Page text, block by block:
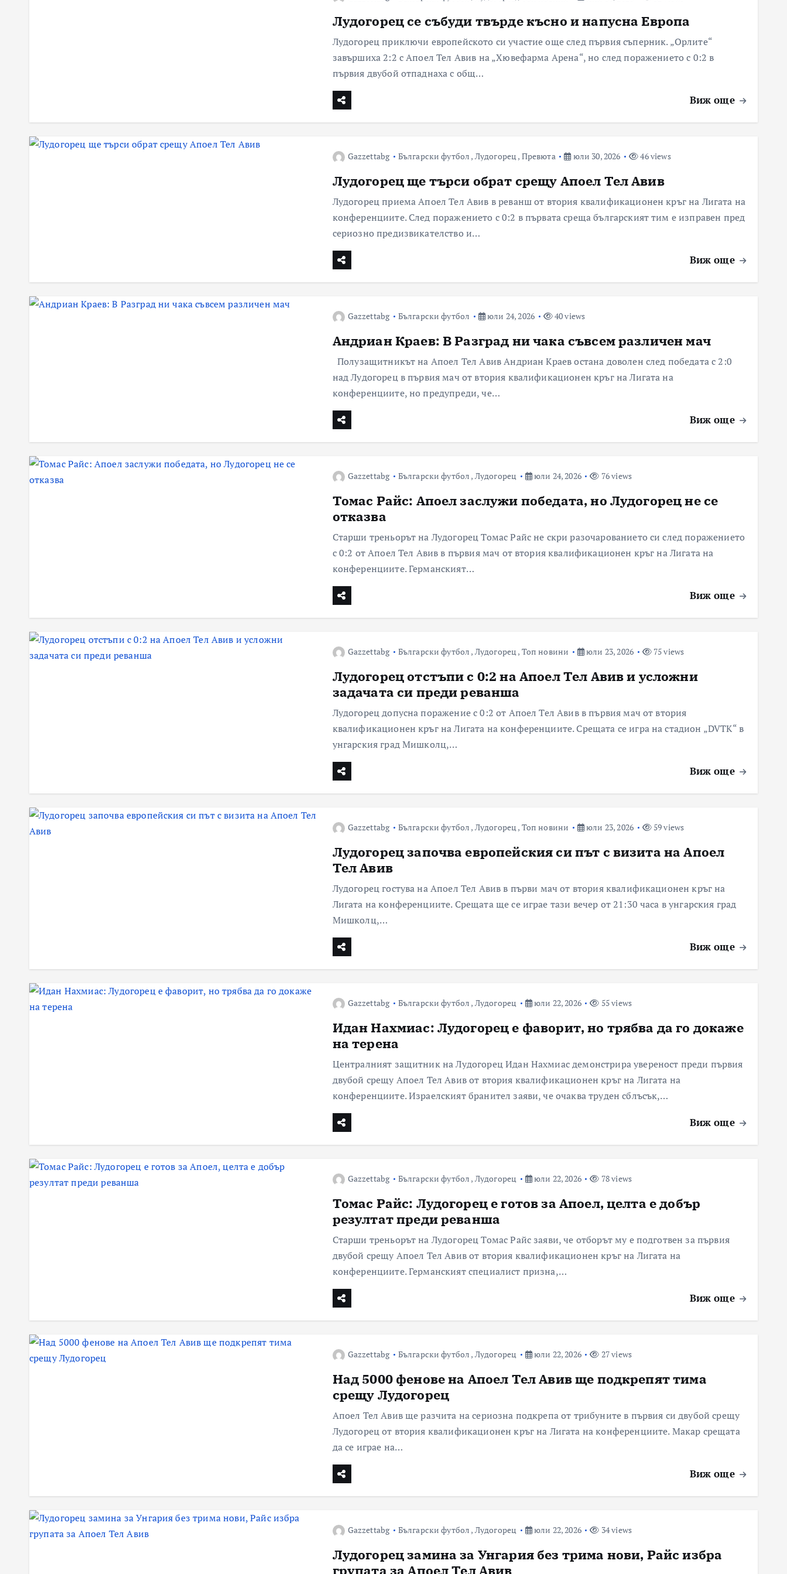
Лудогорец се събуди твърде късно и напусна Европа
Лудогорец приключи европейското си участие още след първия съперник. „Орлите“
завършиха 2:2 с Апоел Тел Авив на „Хювефарма Арена“, но след поражението с 0:2 в
първия двубой отпаднаха с общ…
Виж още
Gazzettabg Български футбол , Лудогорец , Превюта юли 30, 2026 46 views
Лудогорец ще търси обрат срещу Апоел Тел Авив
Лудогорец приема Апоел Тел Авив в реванш от втория квалификационен кръг на Лигата на
конференциите. След поражението с 0:2 в първата среща българският тим е изправен пред
сериозно предизвикателство и…
Виж още
Gazzettabg Български футбол юли 24, 2026 40 views
Андриан Краев: В Разград ни чака съвсем различен мач
Полузащитникът на Апоел Тел Авив Андриан Краев остана доволен след победата с 2:0
над Лудогорец в първия мач от втория квалификационен кръг на Лигата на
конференциите, но предупреди, че…
Виж още
Gazzettabg Български футбол , Лудогорец юли 24, 2026 76 views
Томас Райс: Апоел заслужи победата, но Лудогорец не се
отказва
Старши треньорът на Лудогорец Томас Райс не скри разочарованието си след поражението
с 0:2 от Апоел Тел Авив в първия мач от втория квалификационен кръг на Лигата на
конференциите. Германският…
Виж още
Gazzettabg Български футбол , Лудогорец , Топ новини юли 23, 2026 75 views
Лудогорец отстъпи с 0:2 на Апоел Тел Авив и усложни
задачата си преди реванша
Лудогорец допусна поражение с 0:2 от Апоел Тел Авив в първия мач от втория
квалификационен кръг на Лигата на конференциите. Срещата се игра на стадион „DVTK“ в
унгарския град Мишколц,…
Виж още
Gazzettabg Български футбол , Лудогорец , Топ новини юли 23, 2026 59 views
Лудогорец започва европейския си път с визита на Апоел
Тел Авив
Лудогорец гостува на Апоел Тел Авив в първи мач от втория квалификационен кръг на
Лигата на конференциите. Срещата ще се играе тази вечер от 21:30 часа в унгарския град
Мишколц,…
Виж още
Gazzettabg Български футбол , Лудогорец юли 22, 2026 55 views
Идан Нахмиас: Лудогорец е фаворит, но трябва да го докаже
на терена
Централният защитник на Лудогорец Идан Нахмиас демонстрира увереност преди първия
двубой срещу Апоел Тел Авив от втория квалификационен кръг на Лигата на
конференциите. Израелският бранител заяви, че очаква труден сблъсък,…
Виж още
Gazzettabg Български футбол , Лудогорец юли 22, 2026 78 views
Томас Райс: Лудогорец е готов за Апоел, целта е добър
резултат преди реванша
Старши треньорът на Лудогорец Томас Райс заяви, че отборът му е подготвен за първия
двубой срещу Апоел Тел Авив от втория квалификационен кръг на Лигата на
конференциите. Германският специалист призна,…
Виж още
Gazzettabg Български футбол , Лудогорец юли 22, 2026 27 views
Над 5000 фенове на Апоел Тел Авив ще подкрепят тима
срещу Лудогорец
Апоел Тел Авив ще разчита на сериозна подкрепа от трибуните в първия си двубой срещу
Лудогорец от втория квалификационен кръг на Лигата на конференциите. Макар срещата
да се играе на…
Виж още
Gazzettabg Български футбол , Лудогорец юли 22, 2026 34 views
Лудогорец замина за Унгария без трима нови, Райс избра
групата за Апоел Тел Авив